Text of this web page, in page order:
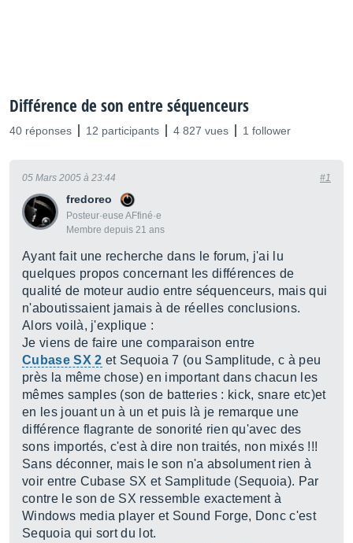
Différence de son entre séquenceurs
40 réponses 12 participants 4 827 vues 1 follower
fredoreo
Posteur·euse AFfiné·e
Membre depuis 21 ans
05 Mars 2005 à 23:44 #1
Ayant fait une recherche dans le forum, j'ai lu
quelques propos concernant les différences de
qualité de moteur audio entre séquenceurs, mais qui
n'aboutissaient jamais à de réelles conclusions.
Alors voilà, j'explique :
Je viens de faire une comparaison entre
Cubase SX 2 et Sequoia 7 (ou Samplitude, c à peu
près la même chose) en important dans chacun les
mêmes samples (son de batteries : kick, snare etc)et
en les jouant un à un et puis là je remarque une
différence flagrante de sonorité rien qu'avec des
sons importés, c'est à dire non traités, non mixés !!!
Sans déconner, mais le son n'a absolument rien à
voir entre Cubase SX et Samplitude (Sequoia). Par
contre le son de SX ressemble exactement à
Windows media player et Sound Forge, Donc c'est
Sequoia qui sort du lot.